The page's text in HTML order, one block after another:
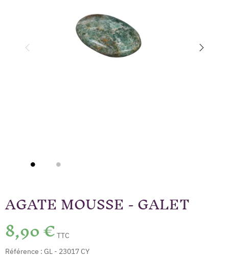
AGATE MOUSSE - GALET
8,90 € TTC
Référence : GL - 23017 CY